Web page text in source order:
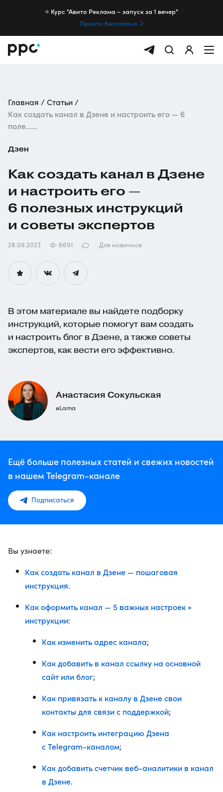
⭐️ Курс "Авито Реклама – запуск за 1 вечер"
Пройти бесплатно
Главная
Статьи
Как создать канал в Дзене и настроить его — 6
поле......
Дзен
Как создать канал в Дзене
и настроить его —
6 полезных инструкций
и советы экспертов
28.09.2023 6691 Для новичков
В этом материале вы найдете подборку
инструкций, которые помогут вам создать
и настроить блог в Дзене, а также советы
экспертов, как вести его эффективно.
Анастасия Сокульская
eLama
Ещё больше полезных статей и свежих новостей
в нашем Telegram-канале
Подписаться
Вы узнаете:
Как создать канал в Дзене — пошаговая
инструкция.
Как оформить канал — 5 важных настроек +
инструкции:
Как изменить адрес канала;
Как добавить в канал ссылку на основной
сайт или блог;
Как привязать к каналу в Дзене свои
контакты для связи с поддержкой;
Как настроить интеграцию Дзена
с Telegram-каналом;
Как добавить счетчик веб-аналитики в канал
в Дзене.